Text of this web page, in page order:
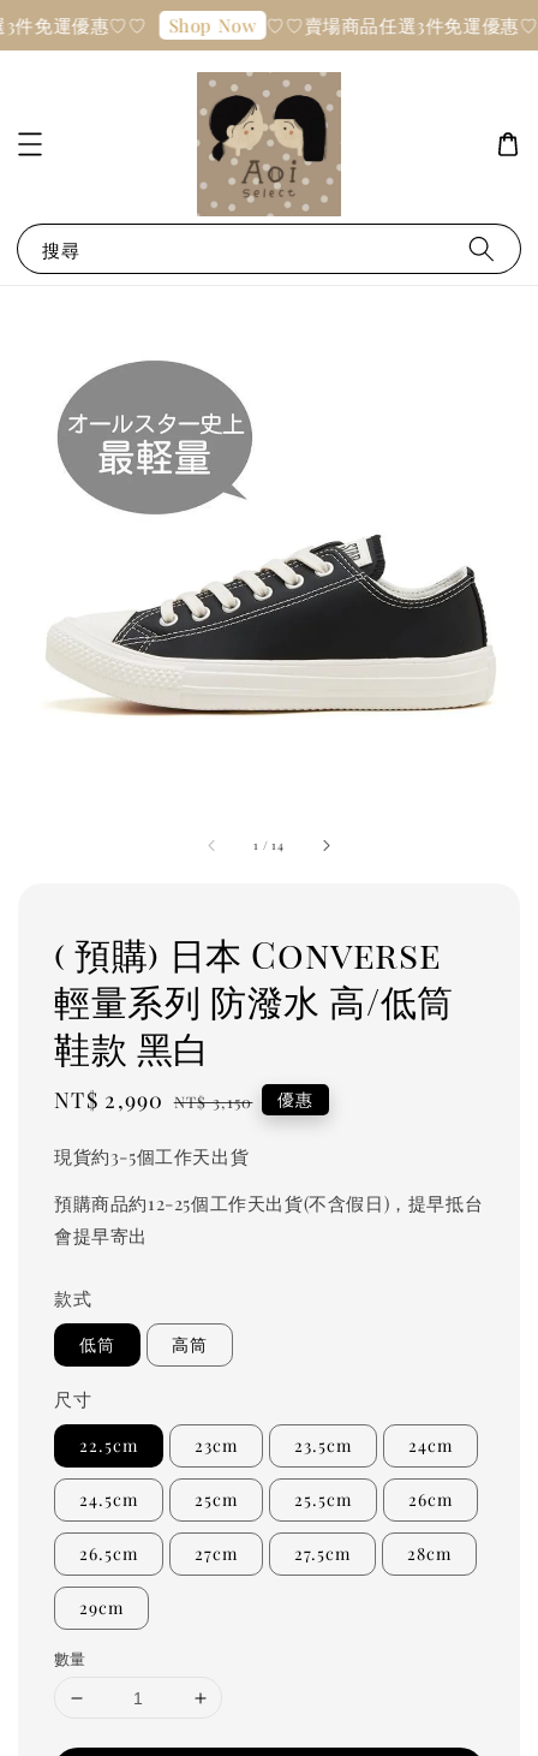
件免運優惠♡♡ Shop Now ♡♡賣場商品任選3件免運優惠
搜尋
1 /14
( 預購) 日本 Converse
輕量系列 防潑水 高/低筒
鞋款 黑白
Sale
NT$ 2,990 Regular
NT$ 3,150 優惠
現貨約3-5個工作天出貨
預購商品約12-25個工作天出貨(不含假日)，提早抵台
會提早寄出
款式
低筒 高筒
尺寸
22.5cm 23cm 23.5cm 24cm
24.5cm 25cm 25.5cm 26cm
26.5cm 27cm 27.5cm 28cm
29cm
數量